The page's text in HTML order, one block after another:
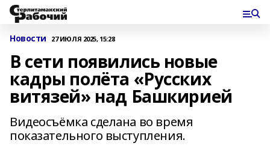
Новости 27 ИЮЛЯ 2025, 15:28
В сети появились новые
кадры полёта «Русских
витязей» над Башкирией
Видеосъёмка сделана во время
показательного выступления.